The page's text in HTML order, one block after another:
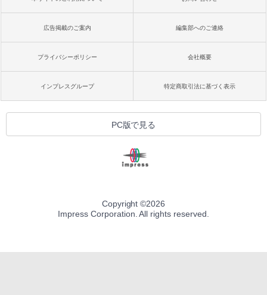
広告掲載のご案内 編集部へのご連絡
プライバシーポリシー 会社概要
インプレスグループ 特定商取引法に基づく表示
PC版で見る
Copyright ©2026
Impress Corporation. All rights reserved.